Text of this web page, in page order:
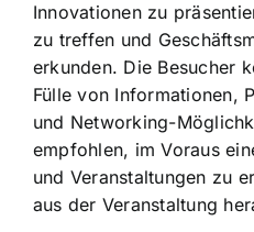
Innovationen zu
zu treffen und
erkunden. Die Besucher
Fülle von Informationen,
und Networking-
empfohlen, im Voraus
und Veranstaltungen zu
aus der Veranstaltung